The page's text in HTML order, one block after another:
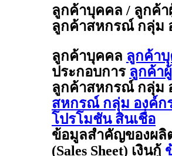
ลูกค้าบุคคล / ลูกค้า
ลูกค้าสหกรณ์ กลุ่ม
ลูกค้าบุคคล ลูกค้า
ประกอบการ ลูกค้า
ลูกค้าสหกรณ์ กลุ่ม
สหกรณ์ กลุ่ม องค์ก
โปรโมชัน สินเชื่อ
ข้อมูลสำคัญของผ
(Sales Sheet) เงินกู้